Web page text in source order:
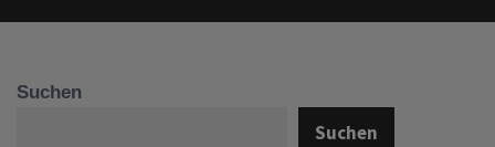
Suchen
Suchen